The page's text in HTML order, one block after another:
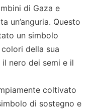
di Gaza e
un’anguria. Questo
un simbolo
della sua
nero dei semi e il
coltivato
di sostegno e